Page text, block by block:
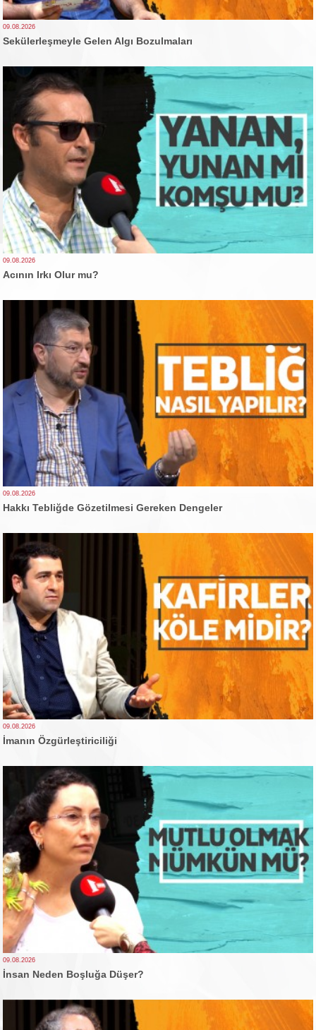
09.08.2026
Sekülerleşmeyle Gelen Algı Bozulmaları
09.08.2026
Acının Irkı Olur mu?
09.08.2026
Hakkı Tebliğde Gözetilmesi Gereken Dengeler
09.08.2026
İmanın Özgürleştiriciliği
09.08.2026
İnsan Neden Boşluğa Düşer?